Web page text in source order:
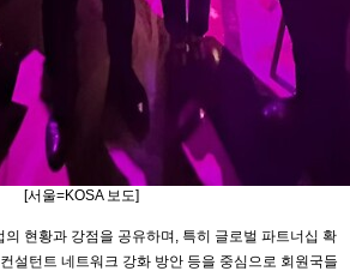
[서울=KOSA 보도]
의 현황과 강점을 공유하며, 특히 글로벌 파트너십 확
설턴트 네트워크 강화 방안 등을 중심으로 회원국들